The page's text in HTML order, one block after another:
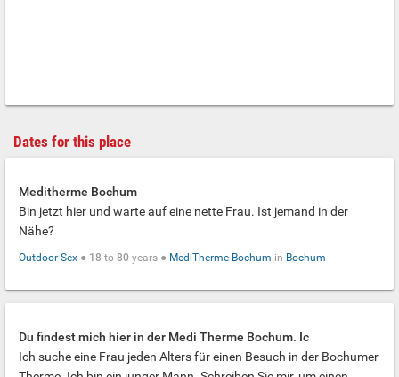
Dates for this place
Meditherme Bochum
Bin jetzt hier und warte auf eine nette Frau. Ist jemand in der
Nähe?
Outdoor Sex ● 18 to 80 years ● MediTherme Bochum in Bochum
Du findest mich hier in der Medi Therme Bochum. Ic
Ich suche eine Frau jeden Alters für einen Besuch in der Bochumer